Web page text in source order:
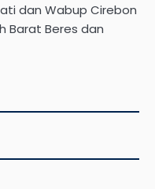
dan Wabup Cirebon
Barat Beres dan